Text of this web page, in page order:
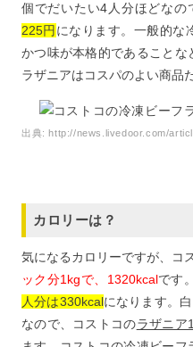
個でだいたい4人分ほどなの
225円 になります。一般的な
かつ味が本格的であることな
ラザニアはコスパのよい商品
出典:http://news.livedoor.com/
カロリーは？
気になるカロリーですが、コ
ック分1kgで、1320kcalです
人分は330kcalになります。
なので、コストコのラザニア